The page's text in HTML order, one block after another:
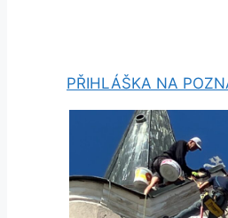
PŘIHLÁŠKA NA